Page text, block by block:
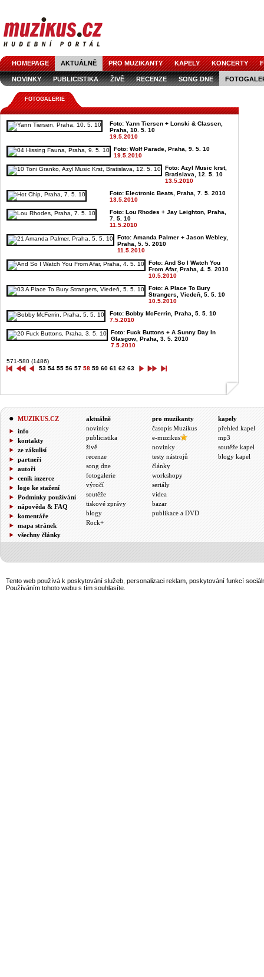
HOMEPAGE AKTUÁLNĚ PRO MUZIKANTY KAPELY KONCERTY
NOVINKY PUBLICISTIKA ŽIVĚ RECENZE SONG DNE
FOTOGALERIE
Foto: Yann Tiersen + Lonski & Classen,
Praha, 10. 5. 10
19.5.2010
Foto: Wolf Parade, Praha, 9. 5. 10
19.5.2010
Foto: Azyl Music krst,
Bratislava, 12. 5. 10
13.5.2010
Foto: Electronic Beats, Praha, 7. 5. 2010
13.5.2010
Foto: Lou Rhodes + Jay Leighton, Praha,
7. 5. 10
11.5.2010
Foto: Amanda Palmer + Jason Webley,
Praha, 5. 5. 2010
11.5.2010
Foto: And So I Watch You
From Afar, Praha, 4. 5. 2010
10.5.2010
Foto: A Place To Bury
Strangers, Viedeň, 5. 5. 10
10.5.2010
Foto: Bobby McFerrin, Praha, 5. 5. 10
7.5.2010
Foto: Fuck Buttons + A Sunny Day In
Glasgow, Praha, 3. 5. 2010
7.5.2010
571-580 (1486)
53 54 55 56 57 58 59 60 61 62 63
MUZIKUS.CZ
info
kontakty
ze zákulisí
partneři
autoři
ceník inzerce
logo ke stažení
Podmínky používání
nápověda & FAQ
komentáře
mapa stránek
všechny články
aktuálně
novinky
publicistika
živě
recenze
song dne
fotogalerie
výročí
soutěže
tiskové zprávy
blogy
Rock+
pro muzikanty
časopis Muzikus
e-muzikus
novinky
testy nástrojů
články
workshopy
seriály
videa
bazar
publikace a DVD
kapely
přehled kapel
mp3
soutěže kapel
blogy kapel
Tento web používá k poskytování služeb, personalizaci reklam, poskytování funkcí
Používáním tohoto webu s tím souhlasíte.